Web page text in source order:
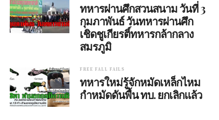
ทหารผ่านศึกสวนสนาม วันที่ 3
กุมภาพันธ์ วันทหารผ่านศึก
เชิดชูเกียรติ์ทหารกล้ากลาง
สมรภูมิ
FREE FALL FAILS
ทหารใหม่รู้จักหมัดเหล็กไหม
กำหมัดดันพื้น ทบ. ยกเลิกแล้ว